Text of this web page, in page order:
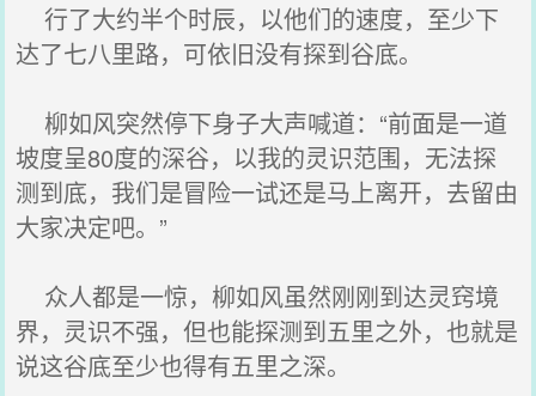
行了大约半个时辰，以他们的速度，至少下
达了七八里路，可依旧没有探到谷底。
柳如风突然停下身子大声喊道：“前面是一道
坡度呈80度的深谷，以我的灵识范围，无法探
测到底，我们是冒险一试还是马上离开，去留由
大家决定吧。”
众人都是一惊，柳如风虽然刚刚到达灵窍境
界，灵识不强，但也能探测到五里之外，也就是
说这谷底至少也得有五里之深。